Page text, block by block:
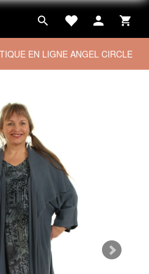
EN LIGNE ANGEL CIRCLE